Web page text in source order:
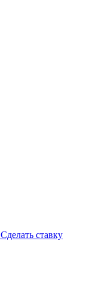
Сделать ставку